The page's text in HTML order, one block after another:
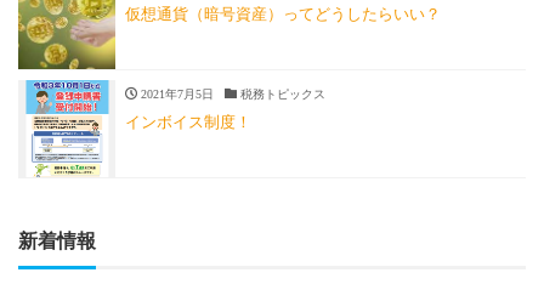
仮想通貨（暗号資産）ってどうしたらいい？
2021年7月5日 税務トピックス
インボイス制度！
新着情報